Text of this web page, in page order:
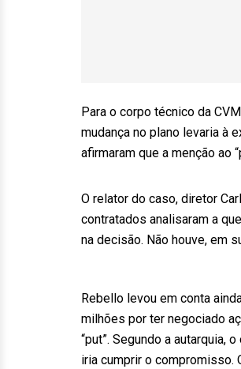
Para o corpo técnico da
mudança no plano levaria à
afirmaram que a menção ao
O relator do caso, diretor
contratados analisaram a
na decisão. Não houve, em
Rebello levou em conta
milhões por ter negociado
“put”. Segundo a
iria cumprir o compromisso.